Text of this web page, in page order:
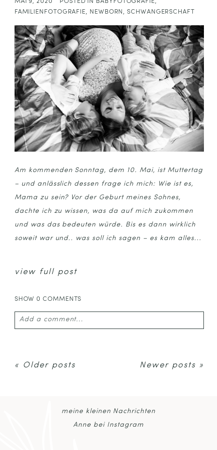
POST COMMENT
FAMILIENFOTOGRAFIE
NEWBORN ,SCHWANGERSCHAFT
Am kommenden Sonntag, dem 10. Mai, ist Muttertag
– und anlässlich dessen frage ich mich: Wie ist es,
Mama zu sein? Vor der Geburt meines Sohnes,
dachte ich zu wissen, was da auf mich zukommen
und was das bedeuten würde. Bis es dann wirklich
soweit war und.. was soll ich sagen – es kam alles...
view full post
SHOW 0 COMMENTS
Add a comment...
« Older posts Newer posts »
meine kleinen Nachrichten
Anne bei Instagram